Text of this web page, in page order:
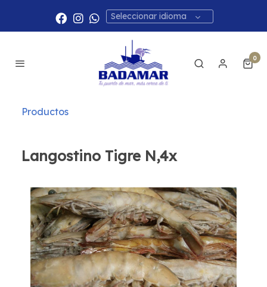
Seleccionar idioma
0
Productos
Langostino Tigre N,4x